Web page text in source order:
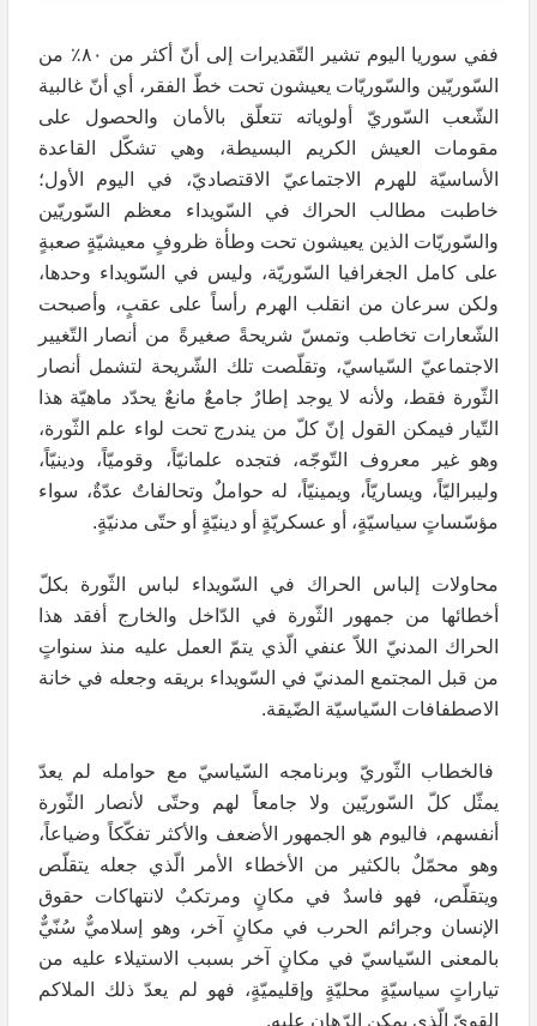
ففي سوريا اليوم تشير التّقديرات إلى أنّ أكثر من ٨٠٪ من
السّوريّين والسّوريّات يعيشون تحت خطّ الفقر، أي أنّ غالبية
الشّعب السّوريّ أولوياته تتعلّق بالأمان والحصول على
مقومات العيش الكريم البسيطة، وهي تشكّل القاعدة
الأساسيّة للهرم الاجتماعيّ الاقتصاديّ، في اليوم الأول؛
خاطبت مطالب الحراك في السّويداء معظم السّوريّين
والسّوريّات الذين يعيشون تحت وطأة ظروفٍ معيشيّةٍ صعبةٍ
على كامل الجغرافيا السّوريّة، وليس في السّويداء وحدها،
ولكن سرعان من انقلب الهرم رأساً على عقبٍ، وأصبحت
الشّعارات تخاطب وتمسّ شريحةً صغيرةً من أنصار التّغيير
الاجتماعيّ السّياسيّ، وتقلّصت تلك الشّريحة لتشمل أنصار
الثّورة فقط، ولأنه لا يوجد إطارٌ جامعٌ مانعٌ يحدّد ماهيّة هذا
التّيار فيمكن القول إنّ كلّ من يندرج تحت لواء علم الثّورة،
وهو غير معروف التّوجّه، فتجده علمانيّاً، وقوميّاً، ودينيّاً،
وليبراليّاً، ويساريّاً، ويمينيّاً، له حواملٌ وتحالفاتٌ عدّةٌ، سواء
مؤسّساتٍ سياسيّةٍ، أو عسكريّةٍ أو دينيّةٍ أو حتّى مدنيّةٍ.
محاولات إلباس الحراك في السّويداء لباس الثّورة بكلّ
أخطائها من جمهور الثّورة في الدّاخل والخارج أفقد هذا
الحراك المدنيّ اللاّ عنفي الّذي يتمّ العمل عليه منذ سنواتٍ
من قبل المجتمع المدنيّ في السّويداء بريقه وجعله في خانة
الاصطفافات السّياسيّة الضّيقة.
فالخطاب الثّوريّ وبرنامجه السّياسيّ مع حوامله لم يعدّ
يمثّل كلّ السّوريّين ولا جامعاً لهم وحتّى لأنصار الثّورة
أنفسهم، فاليوم هو الجمهور الأضعف والأكثر تفكّكاً وضياعاً،
وهو محمّلٌ بالكثير من الأخطاء الأمر الّذي جعله يتقلّص
ويتقلّص، فهو فاسدٌ في مكانٍ ومرتكبٌ لانتهاكات حقوق
الإنسان وجرائم الحرب في مكانٍ آخر، وهو إسلاميٌّ سُنّيٌّ
بالمعنى السّياسيّ في مكانٍ آخر بسبب الاستيلاء عليه من
تياراتٍ سياسيّةٍ محليّةٍ وإقليميّةٍ، فهو لم يعدّ ذلك الملاكم
القويّ الّذي يمكن الرّهان عليه.